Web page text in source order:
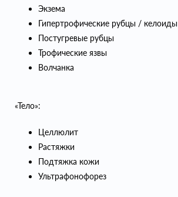
Экзема
Гипертрофические рубцы / келоиды
Постугревые рубцы
Трофические язвы
Волчанка
«Тело»:
Целлюлит
Растяжки
Подтяжка кожи
Ультрафонофорез